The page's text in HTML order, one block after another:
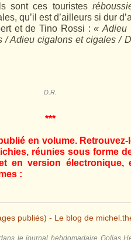
sont ces touristes
qu’il est d’ailleurs si dur
et de Tino Rossi :« Adieu
/ Adieu cigalons et cigales /
D.R.
***
en volume.
réunies sous forme
en version électronique,
:
publiés) - Le blog de
le journal hebdomadaire Golias